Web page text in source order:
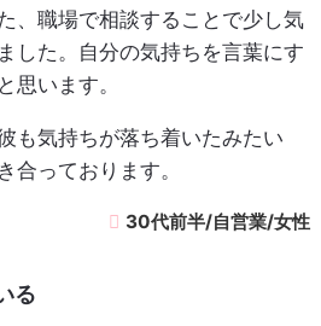
、職場で相談することで少し気
した。自分の気持ちを言葉にす
思います。
も気持ちが落ち着いたみたい
合っております。
30代前半/自営業/女性
る